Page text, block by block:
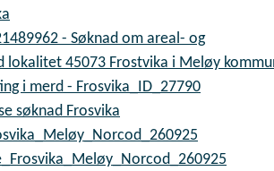
- Søknad om areal- og
lokalitet 45073 Frostvika i Meløy
i merd - Frosvika_ID_27790
søknad Frosvika